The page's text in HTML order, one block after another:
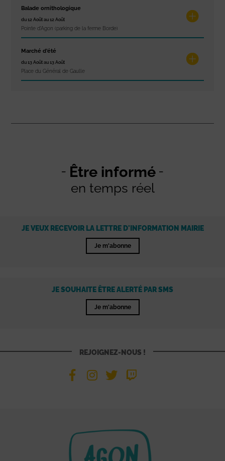
Balade ornithologique
du 12 Août au 12 Août
Pointe d'Agon (parking de la ferme Borde)
Marché d’été
du 13 Août au 13 Août
Place du Général de Gaulle
Être informé
en temps réel
JE VEUX RECEVOIR LA LETTRE D'INFORMATION MAIRIE
Je m'abonne
JE SOUHAITE ÊTRE ALERTÉ PAR SMS
Je m'abonne
REJOIGNEZ-NOUS !